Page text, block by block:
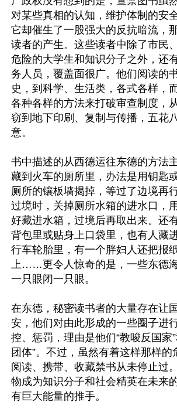
对某些真相的认知，维护体制的安
它却催生了一股强大的反抗暗流，
读者的产生。这些读者中除了市民
危险的大学生和知识分子之外，还
务人员，覆盖面很广。他们阅读的
史，到科学、生活类，各式各样，
各种各样的方法来打破审查制度，
窃到地下印刷、复制与传播，五花
意。
书中描述的从西德运往东德的方法
藏到火车的厕所里，办法是用钥匙
厕所的镶板墙揭掉，等过了边境再
过境时，关掉厕所水箱的进水口，
好藏进水箱，过境后再取出来。还
背包里或贴身上口袋里，也有人藏
行车轮胎里，有一个胖妇人还把报
上……更令人惊奇的是，一些东德
一只眼闭一只眼。
在东德，秘密读书者的大量存在让
安，他们对由此形成的一些圈子进
控、惩罚，理由是他们“教唆反国家
团体”。不过，虽然有着这样那样的
阅读、携带、收藏禁书从未停止过
物成为知识分子和社会精英在未来
有巨大能量的推手。